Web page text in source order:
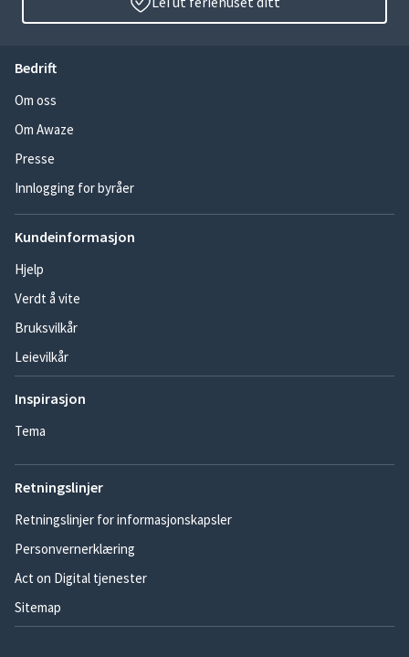
Bedrift
Om oss
Om Awaze
Presse
Innlogging for byråer
Kundeinformasjon
Hjelp
Verdt å vite
Bruksvilkår
Leievilkår
Inspirasjon
Tema
Retningslinjer
Retningslinjer for informasjonskapsler
Personvernerklæring
Act on Digital tjenester
Sitemap